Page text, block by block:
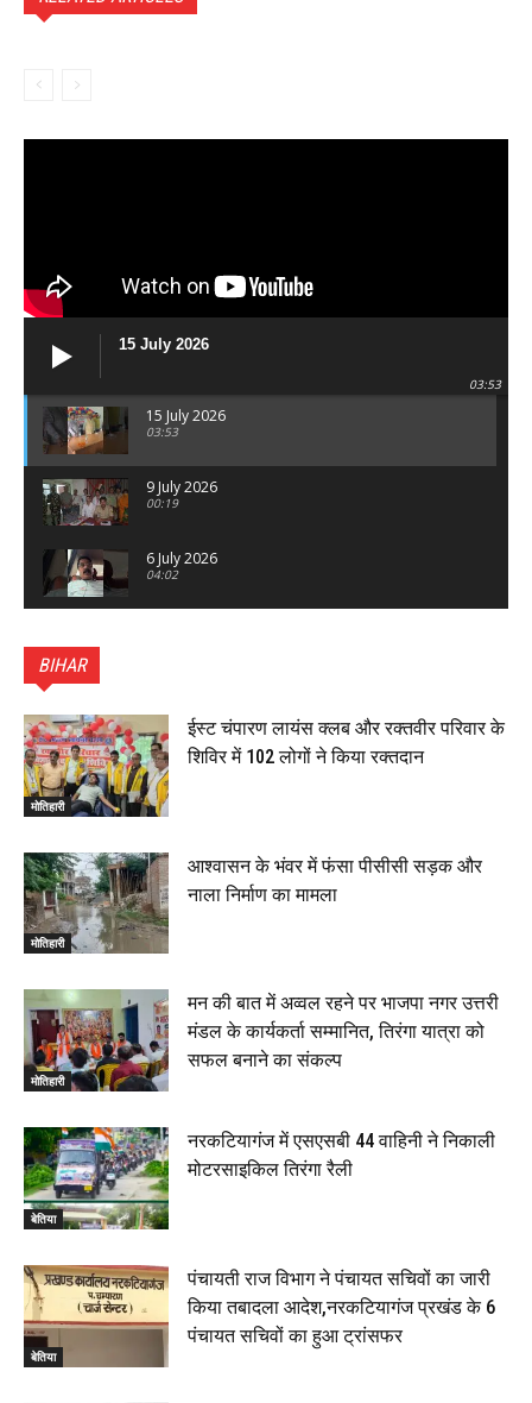
15 July 2026
03:53
15 July 2026
03:53
9 July 2026
00:19
6 July 2026
04:02
का भव्य पथ संचलन, 5 July 2026
00:22
बेतिया : मझौलिया में 1.24 क्विंटल गांजा के साथ बोलेरो ज़ब्त, दो
तस्कर गिरफ्तार, 4 July 2026
00:39
00:33
रक्सौल : सुरक्षा जॉंच को सोना-चांदी दुकानों का एसडीपीओ और
थानाध्यक्ष ने किया निरीक्षण, 19 June 2026
00:58
बेतिया में सगे भाई ने मां के साथ मिलकर की भाई की हत्या, शव
जलाया, दोनों गिरफ्तार, 14 June 2026
00:12
मोतिहारी। NDA सरकार, 12 साल विश्वास के, मीडिया संवाद में
सांसद रधामोहन सिंह, 13 June 2026
02:19
BIHAR
मोतिहारी
ईस्ट चंपारण लायंस क्लब और रक्तवीर परिवार के
शिविर में 102 लोगों ने किया रक्तदान
मोतिहारी
आश्वासन के भंवर में फंसा पीसीसी सड़क और
नाला निर्माण का मामला
मोतिहारी
मन की बात में अव्वल रहने पर भाजपा नगर उत्तरी
मंडल के कार्यकर्ता सम्मानित, तिरंगा यात्रा को
सफल बनाने का संकल्प
बेतिया
नरकटियागंज में एसएसबी 44 वाहिनी ने निकाली
मोटरसाइकिल तिरंगा रैली
बेतिया
पंचायती राज विभाग ने पंचायत सचिवों का जारी
किया तबादला आदेश,नरकटियागंज प्रखंड के 6
पंचायत सचिवों का हुआ ट्रांसफर